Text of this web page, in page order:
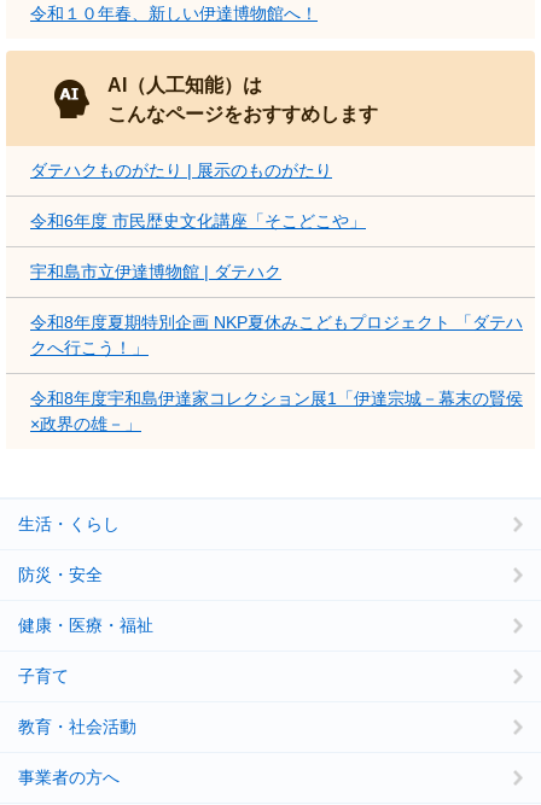
令和１０年春、新しい伊達博物館へ！
AI（人工知能）は
こんなページをおすすめします
ダテハクものがたり | 展示のものがたり
令和6年度 市民歴史文化講座「そこどこや」
宇和島市立伊達博物館 | ダテハク
令和8年度夏期特別企画 NKP夏休みこどもプロジェクト 「ダテハ
クへ行こう！」
令和8年度宇和島伊達家コレクション展1「伊達宗城－幕末の賢侯
×政界の雄－」
生活・くらし
防災・安全
健康・医療・福祉
子育て
教育・社会活動
事業者の方へ